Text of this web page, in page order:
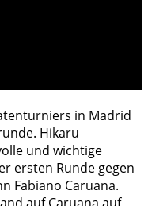
in Madrid
Hikaru
und wichtige
ersten Runde gegen
Fabiano Caruana.